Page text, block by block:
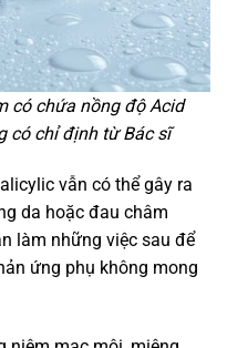
có chứa nồng độ Acid
có chỉ định từ Bác sĩ
vẫn có thể gây ra
da hoặc đau châm
làm những việc sau để
ứng phụ không mong